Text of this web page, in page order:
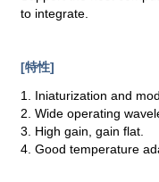
to integrate.
[特性]
1. Iniaturization and
2. Wide operating
3. High gain, gain flat.
4. Good temperature